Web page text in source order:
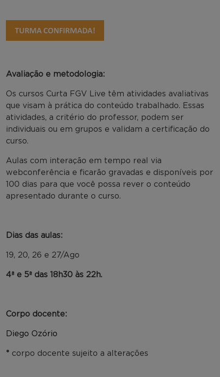
Avaliação e metodologia:
Os cursos Curta FGV Live têm atividades avaliativas
que visam à prática do conteúdo trabalhado. Essas
atividades, a critério do professor, podem ser
individuais ou em grupos e validam a certificação do
curso.
Aulas com interação em tempo real via
webconferência e ficarão gravadas e disponíveis por
100 dias para que você possa rever o conteúdo
apresentado durante o curso.
Dias das aulas:
19, 20, 26 e 27/Ago
4ª e 5ª das 18h30 às 22h.
Corpo docente:
Diego Ozório
* corpo docente sujeito a alterações